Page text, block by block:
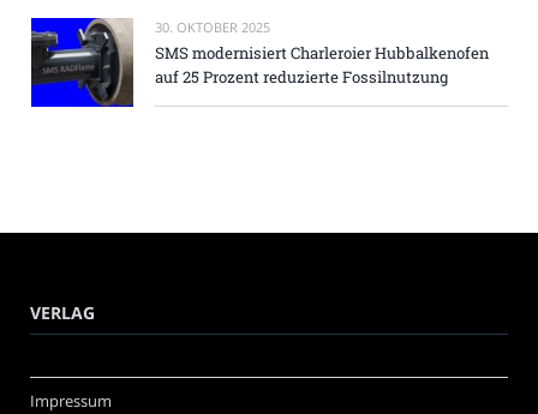
30. OKTOBER 2025
SMS modernisiert Charleroier Hubbalkenofen
auf 25 Prozent reduzierte Fossilnutzung
VERLAG
Impressum